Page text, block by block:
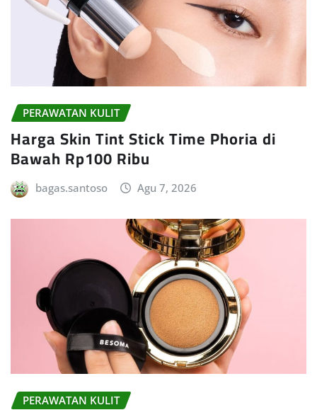
PERAWATAN KULIT
Harga Skin Tint Stick Time Phoria di
Bawah Rp100 Ribu
bagas.santoso Agu 7, 2026
PERAWATAN KULIT